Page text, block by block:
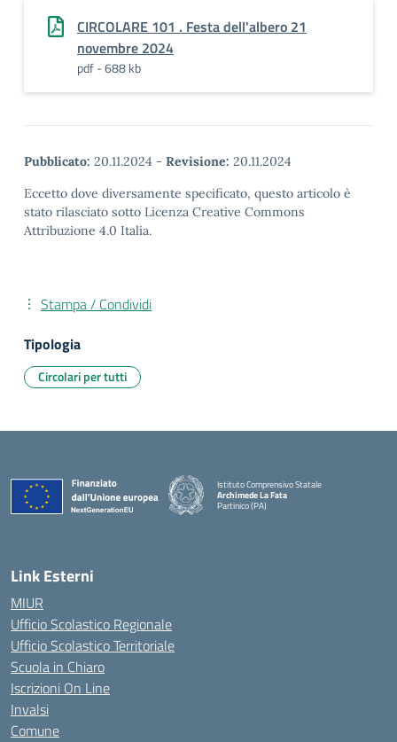
CIRCOLARE 101 . Festa dell'albero 21
novembre 2024
pdf - 688 kb
Pubblicato: 20.11.2024 - Revisione: 20.11.2024
Eccetto dove diversamente specificato, questo articolo è
stato rilasciato sotto Licenza Creative Commons
Attribuzione 4.0 Italia.
Stampa / Condividi
Tipologia
Circolari per tutti
Istituto Comprensivo Statale
Archimede La Fata
Partinico (PA)
Link Esterni
MIUR
Ufficio Scolastico Regionale
Ufficio Scolastico Territoriale
Scuola in Chiaro
Iscrizioni On Line
Invalsi
Comune